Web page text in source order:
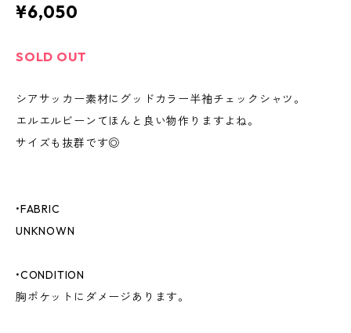
¥6,050
SOLD OUT
シアサッカー素材にグッドカラー半袖チェックシャツ。
エルエルビーンてほんと良い物作りますよね。
サイズも抜群です◎
•FABRIC
UNKNOWN
•CONDITION
胸ポケットにダメージあります。